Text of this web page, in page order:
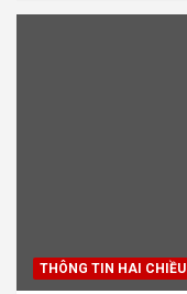
THÔNG TIN HAI CHIỀU